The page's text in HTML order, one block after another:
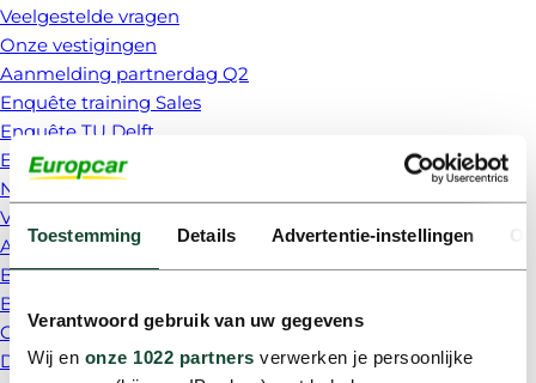
Toestemming Details Advertentie-instellingen
Verantwoord gebruik van uw gegevens
Wij en onze 1022 partners verwerken je persoonlijke
Veelgestelde vragen
Onze vestigingen
Aanmelding partnerdag Q2
Enquête training Sales
Enquête TU Delft
Evaluatie Basis Training Euromobil
Nieuwe klant
Vakantie auto 2025
Algemene voorwaarden
Bedankt
Bedankt nieuwe klant
Cookie beleid
Disclaimer